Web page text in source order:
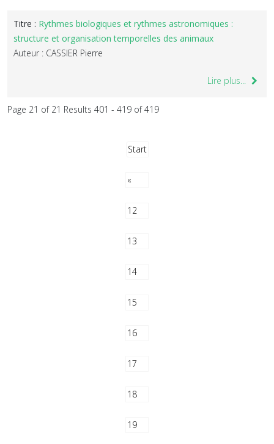
Titre : Rythmes biologiques et rythmes astronomiques :
structure et organisation temporelles des animaux
Auteur : CASSIER Pierre
Lire plus...
Page 21 of 21 Results 401 - 419 of 419
Start
«
12
13
14
15
16
17
18
19